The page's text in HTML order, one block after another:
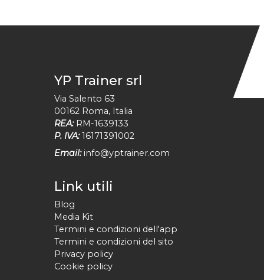
YP Trainer srl
Via Salento 63
00162 Roma, Italia
REA: RM-1639133
P. IVA: 16171391002
Email: info@yptrainer.com
Link utili
Blog
Media Kit
Termini e condizioni dell'app
Termini e condizioni del sito
Privacy policy
Cookie policy